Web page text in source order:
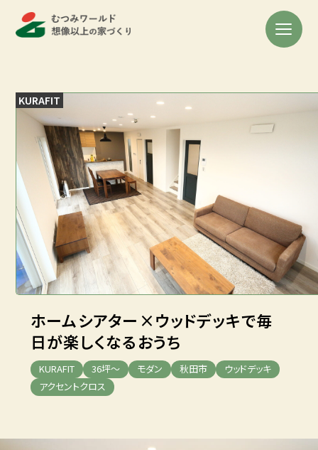
KURAFIT
ホームシアター×ウッドデッキで毎
日が楽しくなるおうち
KURAFIT 36坪～ モダン 秋田市
ウッドデッキ
アクセントクロス